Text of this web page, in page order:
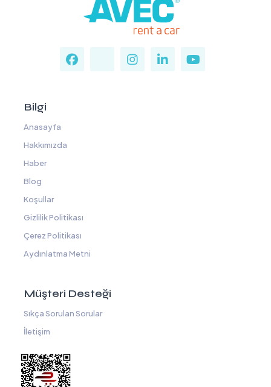
Bilgi
Anasayfa
Hakkımızda
Haber
Blog
Koşullar
Gizlilik Politikası
Çerez Politikası
Aydınlatma Metni
Müşteri Desteği
Sıkça Sorulan Sorular
İletişim